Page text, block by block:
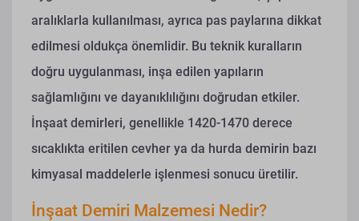
aralıklarla kullanılması, ayrıca pas paylarına dikkat
edilmesi oldukça önemlidir. Bu teknik kuralların
doğru uygulanması, inşa edilen yapıların
sağlamlığını ve dayanıklılığını doğrudan etkiler.
İnşaat demirleri, genellikle 1420-1470 derece
sıcaklıkta eritilen cevher ya da hurda demirin bazı
kimyasal maddelerle işlenmesi sonucu üretilir.
İnşaat Demiri Malzemesi Nedir?